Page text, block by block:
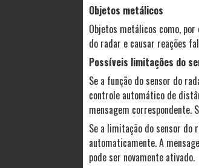
Objetos metálicos
Objetos metálicos como,
do radar e causar reações
Possíveis limitações do
Se a função do sensor do
controle automático de
mensagem correspondente.
Se a limitação do sensor do
automaticamente. A
pode ser novamente ativado.